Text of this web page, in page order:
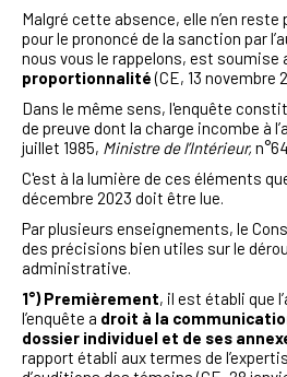
Malgré cette absence, elle n’en
pour le prononcé de la sanction par
nous vous le rappelons, est soumise
proportionnalité (CE, 13 novembre
Dans le même sens, l'enquête
de preuve dont la charge incombe à
juillet 1985, Ministre de l’Intérieur,
C'est à la lumière de ces éléments
décembre 2023 doit être lue.
Par plusieurs enseignements, le
des précisions bien utiles sur le
administrative.
1°) Premièrement, il est établi que
l’enquête a droit à la
dossier individuel et de ses
rapport établi aux termes de